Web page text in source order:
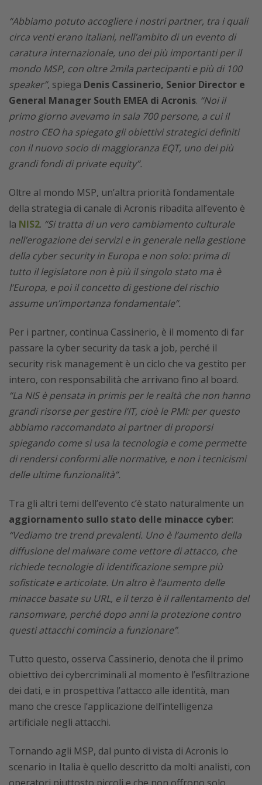
“Abbiamo potuto accogliere i nostri partner, tra i quali
circa venti erano italiani, nell’ambito di un evento di
caratura internazionale, uno dei più importanti per il
mondo MSP, con oltre 2mila partecipanti e più di 100
speaker”, spiega Denis Cassinerio, Senior Director e
General Manager South EMEA di Acronis. “Noi il
primo giorno avevamo in sala 700 persone, a cui il
nostro CEO ha spiegato gli obiettivi strategici definiti
con il nuovo socio di maggioranza EQT, uno dei più
grandi fondi di private equity”.
Oltre al mondo MSP, un’altra priorità fondamentale
della strategia di canale di Acronis ribadita all’evento è
la NIS2. “Si tratta di un vero cambiamento culturale
nell’erogazione dei servizi e in generale nella gestione
della cyber security in Europa e non solo: prima di
tutto il legislatore non è più il singolo stato ma è
l’Europa, e poi il concetto di gestione del rischio
assume un’importanza fondamentale”.
Per i partner, continua Cassinerio, è il momento di far
passare la cyber security da task a job, perché il
security risk management è un ciclo che va gestito per
intero, con responsabilità che arrivano fino al board.
“La NIS è pensata in primis per le realtà che non hanno
grandi risorse per gestire l’IT, cioè le PMI: per questo
abbiamo raccomandato ai partner di proporsi
spiegando come si usa la tecnologia e come permette
di rendersi conformi alle normative, e non i tecnicismi
delle ultime funzionalità”.
Tra gli altri temi dell’evento c’è stato naturalmente un
aggiornamento sullo stato delle minacce cyber:
“Vediamo tre trend prevalenti. Uno è l’aumento della
diffusione del malware come vettore di attacco, che
richiede tecnologie di identificazione sempre più
sofisticate e articolate. Un altro è l’aumento delle
minacce basate su URL, e il terzo è il rallentamento del
ransomware, perché dopo anni la protezione contro
questi attacchi comincia a funzionare”.
Tutto questo, osserva Cassinerio, denota che il primo
obiettivo dei cybercriminali al momento è l’esfiltrazione
dei dati, e in prospettiva l’attacco alle identità, man
mano che cresce l’applicazione dell’intelligenza
artificiale negli attacchi.
Tornando agli MSP, dal punto di vista di Acronis lo
scenario in Italia è quello descritto da molti analisti, con